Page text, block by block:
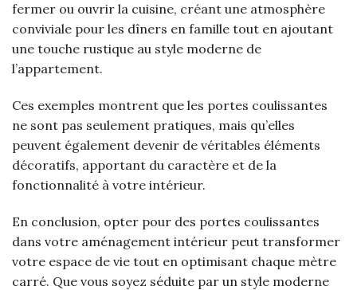
fermer ou ouvrir la cuisine, créant une atmosphère
conviviale pour les dîners en famille tout en ajoutant
une touche rustique au style moderne de
l’appartement.
Ces exemples montrent que les portes coulissantes
ne sont pas seulement pratiques, mais qu’elles
peuvent également devenir de véritables éléments
décoratifs, apportant du caractère et de la
fonctionnalité à votre intérieur.
En conclusion, opter pour des portes coulissantes
dans votre aménagement intérieur peut transformer
votre espace de vie tout en optimisant chaque mètre
carré. Que vous soyez séduite par un style moderne